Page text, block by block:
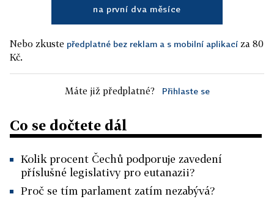
na první dva měsíce
Nebo zkuste předplatné bez reklam a s mobilní aplikací za 80
Kč.
Máte již předplatné? Přihlaste se
Co se dočtete dál
Kolik procent Čechů podporuje zavedení
příslušné legislativy pro eutanazii?
Proč se tím parlament zatím nezabývá?